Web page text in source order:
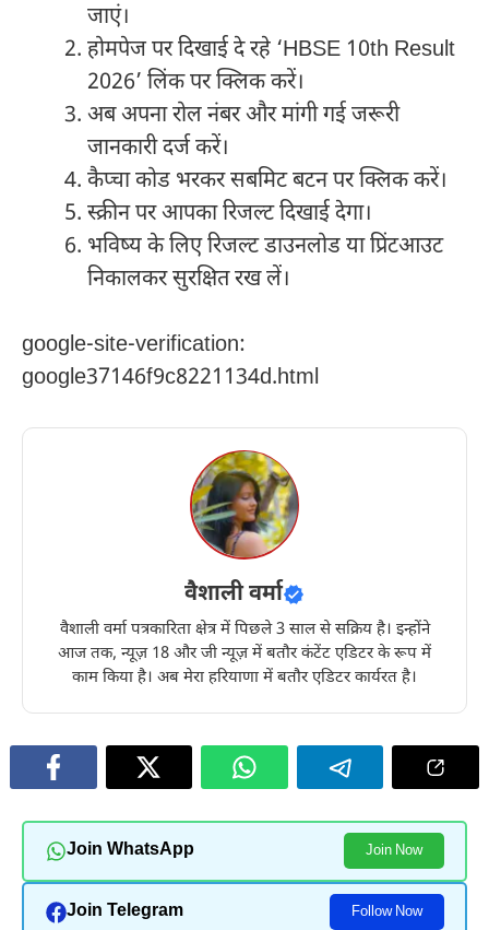
जाएं।
होमपेज पर दिखाई दे रहे ‘HBSE 10th Result
2026’ लिंक पर क्लिक करें।
अब अपना रोल नंबर और मांगी गई जरूरी
जानकारी दर्ज करें।
कैप्चा कोड भरकर सबमिट बटन पर क्लिक करें।
स्क्रीन पर आपका रिजल्ट दिखाई देगा।
भविष्य के लिए रिजल्ट डाउनलोड या प्रिंटआउट
निकालकर सुरक्षित रख लें।
google-site-verification:
google37146f9c8221134d.html
वैशाली वर्मा
वैशाली वर्मा पत्रकारिता क्षेत्र में पिछले 3 साल से सक्रिय है। इन्होंने
आज तक, न्यूज़ 18 और जी न्यूज़ में बतौर कंटेंट एडिटर के रूप में
काम किया है। अब मेरा हरियाणा में बतौर एडिटर कार्यरत है।
Join WhatsApp Join Now
Join Telegram Follow Now